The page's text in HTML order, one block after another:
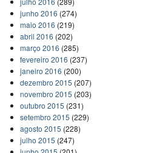
junho 2016 (274)
maio 2016 (219)
abril 2016 (202)
março 2016 (285)
fevereiro 2016 (237)
janeiro 2016 (200)
dezembro 2015 (207)
novembro 2015 (203)
outubro 2015 (231)
setembro 2015 (229)
agosto 2015 (228)
julho 2015 (247)